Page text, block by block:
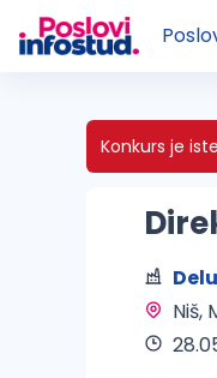
Konkurs je
Niš,